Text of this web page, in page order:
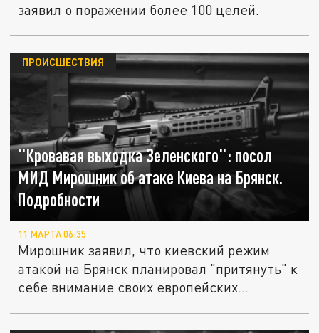
заявил о поражении более 100 целей.
"Кровавая выходка Зеленского": посол
МИД Мирошник об атаке Киева на Брянск.
Подробности
ПРОИСШЕСТВИЯ
11 МАРТА 06:35
Мирошник заявил, что киевский режим
атакой на Брянск планировал "притянуть" к
себе внимание своих европейских...